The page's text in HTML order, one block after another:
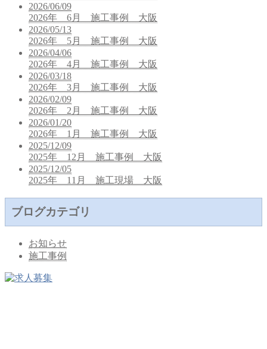
2026/06/09
2026年 6月 施工事例 大阪
2026/05/13
2026年 5月 施工事例 大阪
2026/04/06
2026年 4月 施工事例 大阪
2026/03/18
2026年 3月 施工事例 大阪
2026/02/09
2026年 2月 施工事例 大阪
2026/01/20
2026年 1月 施工事例 大阪
2025/12/09
2025年 12月 施工事例 大阪
2025/12/05
2025年 11月 施工現場 大阪
ブログカテゴリ
お知らせ
施工事例